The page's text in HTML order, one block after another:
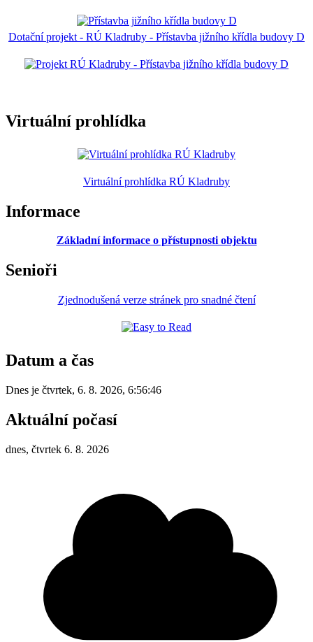
Dotační projekt - RÚ Kladruby - Přístavba jižního křídla budovy D
Virtuální prohlídka
Virtuální prohlídka RÚ Kladruby
Informace
Základní informace o přístupnosti objektu
Senioři
Zjednodušená verze stránek pro snadné čtení
Datum a čas
Dnes je čtvrtek, 6. 8. 2026, 6:56:46
Aktuální počasí
dnes, čtvrtek 6. 8. 2026